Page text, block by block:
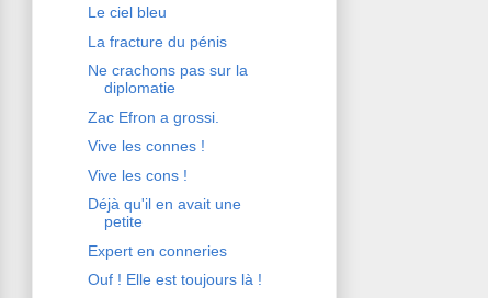
Le ciel bleu
La fracture du pénis
Ne crachons pas sur la
diplomatie
Zac Efron a grossi.
Vive les connes !
Vive les cons !
Déjà qu'il en avait une
petite
Expert en conneries
Ouf ! Elle est toujours là !